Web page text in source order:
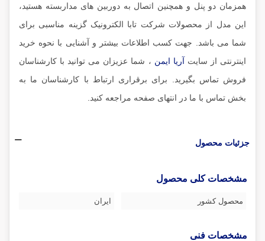
همزمان دو پنل و همچنین اتصال به دوربین های مداربسته هستید،
این مدل از محصولات شرکت تابا الکترونیک گزینه مناسبی برای
شما می باشد. جهت کسب اطلاعات بیشتر و آشنایی با نحوه خرید
اینترنتی از سایت آریا ایمن ، شما عزیزان می توانید با کارشناسان
فروش تماس بگیرید. برای برقراری ارتباط با کارشناسان ما به
بخش تماس با ما در انتهای صفحه مراجعه کنید.
جزئیات محصول
مشخصات کلی محصول
محصول کشور ایران
مشخصات فنی